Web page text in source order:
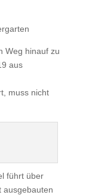
Weg hinauf zu
aus
muss nicht
führt über
ausgebauten